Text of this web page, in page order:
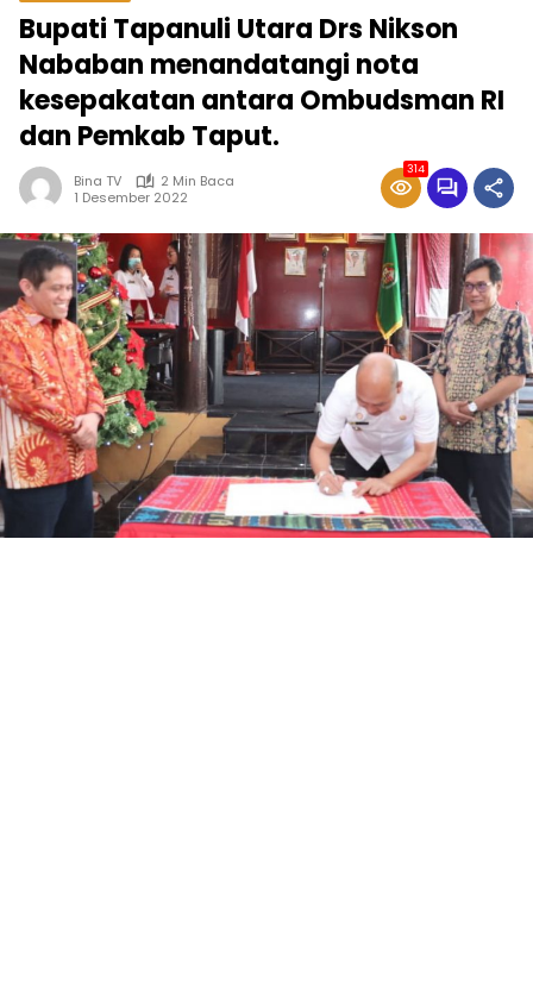
Bupati Tapanuli Utara Drs Nikson
Nababan menandatangi nota
kesepakatan antara Ombudsman RI
dan Pemkab Taput.
Bina TV
2 Min Baca
1 Desember 2022
314